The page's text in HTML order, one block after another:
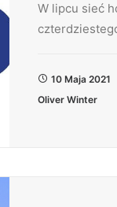
W lipcu sieć
10 Maja 2021
Oliver Winter